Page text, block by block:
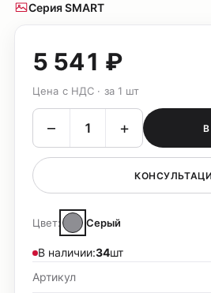
Серия SMART
5 541 ₽
Цена с НДС · за 1 шт
– +
Цвет: Серый
В наличии:34шт
Артикул